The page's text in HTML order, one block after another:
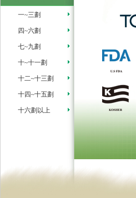
一~三劃
四~六劃
七~九劃
十~十一劃
十二~十三劃
十四~十五劃
十六劃以上